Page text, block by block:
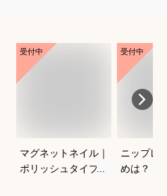
受付中
マグネットネイル｜
ポリッシュタイプで
受付中
ニップレ
めは？